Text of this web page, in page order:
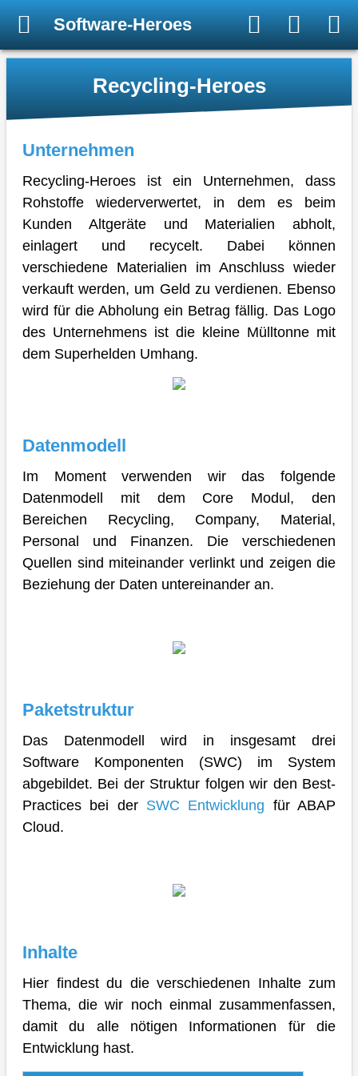
Software-Heroes
Recycling-Heroes
Unternehmen
Recycling-Heroes ist ein Unternehmen, dass
Rohstoffe wiederverwertet, in dem es beim
Kunden Altgeräte und Materialien abholt,
einlagert und recycelt. Dabei können
verschiedene Materialien im Anschluss wieder
verkauft werden, um Geld zu verdienen. Ebenso
wird für die Abholung ein Betrag fällig. Das Logo
des Unternehmens ist die kleine Mülltonne mit
dem Superhelden Umhang.
Datenmodell
Im Moment verwenden wir das folgende
Datenmodell mit dem Core Modul, den
Bereichen Recycling, Company, Material,
Personal und Finanzen. Die verschiedenen
Quellen sind miteinander verlinkt und zeigen die
Beziehung der Daten untereinander an.
Paketstruktur
Das Datenmodell wird in insgesamt drei
Software Komponenten (SWC) im System
abgebildet. Bei der Struktur folgen wir den Best-
Practices bei der SWC Entwicklung für ABAP
Cloud.
Inhalte
Hier findest du die verschiedenen Inhalte zum
Thema, die wir noch einmal zusammenfassen,
damit du alle nötigen Informationen für die
Entwicklung hast.